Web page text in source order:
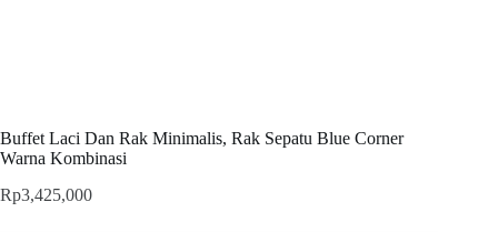
Buffet Laci Dan Rak Minimalis, Rak Sepatu Blue Corner
Warna Kombinasi
Rp3,425,000